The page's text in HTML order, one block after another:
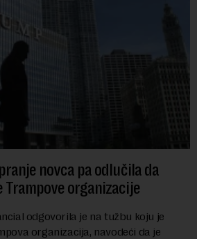
novca pa odlučila da
organizacije
odgovorila je na tužbu koju je
organizacija, navodeći da je